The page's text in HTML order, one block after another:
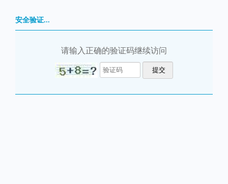
安全验证...
请输入正确的验证码继续访问